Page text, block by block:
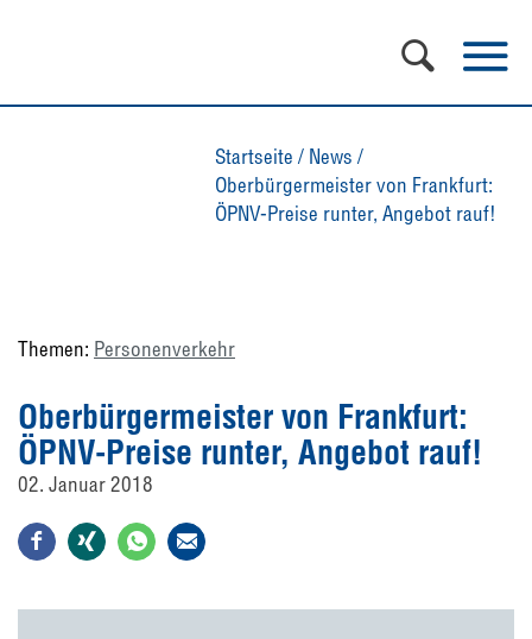
Startseite / News /
Oberbürgermeister von Frankfurt:
ÖPNV-Preise runter, Angebot rauf!
Themen: Personenverkehr
Oberbürgermeister von Frankfurt:
ÖPNV-Preise runter, Angebot rauf!
02. Januar 2018